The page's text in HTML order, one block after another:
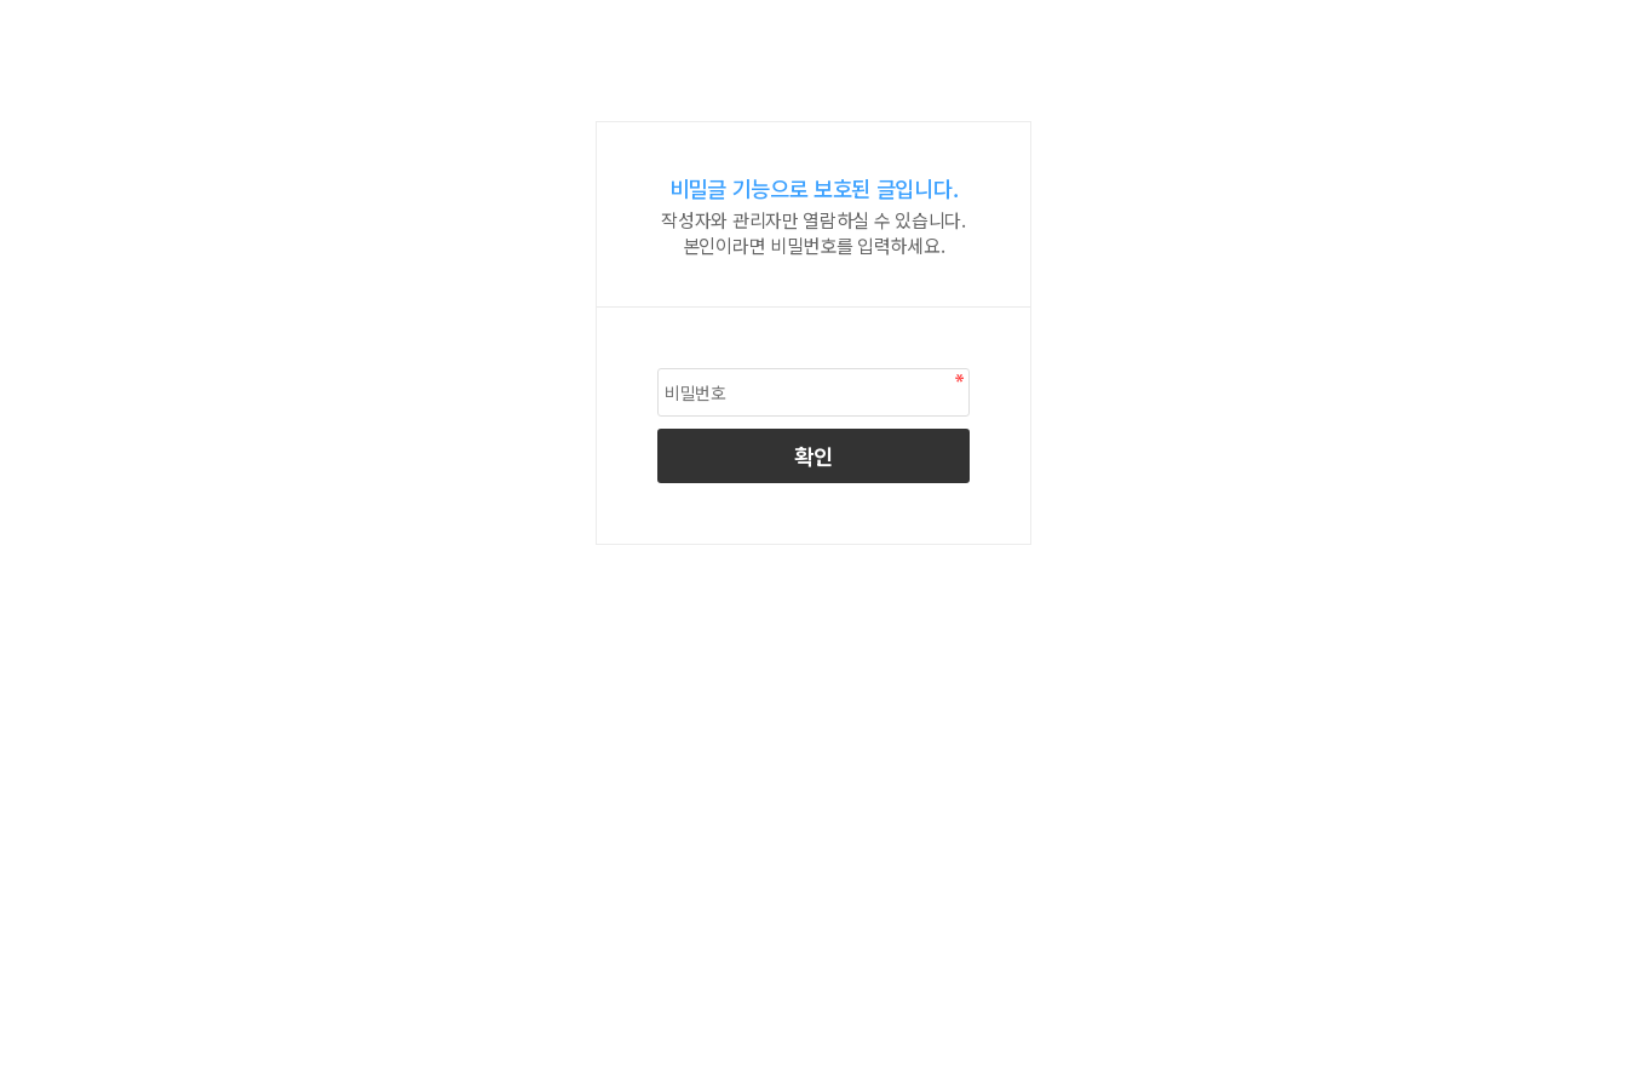
비밀글 기능으로 보호된 글입니다.
작성자와 관리자만 열람하실 수 있습니다.
본인이라면 비밀번호를 입력하세요.